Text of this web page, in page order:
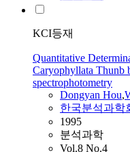
KCI등재
Quantitative
Caryophyllata Thunb
spectrophotometry
Dongyan Hou,
한국분석과학
1995
분석과학
Vol.8 No.4